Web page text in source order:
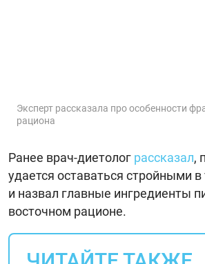
Эксперт рассказала про особенности
рациона
Ранее врач-диетолог рассказал,
удается оставаться стройными
и назвал главные ингредиенты
восточном рационе.